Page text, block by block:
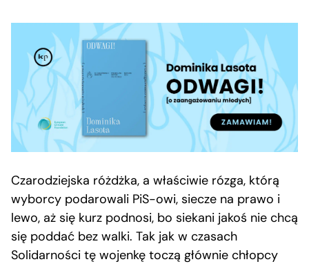
Czarodziejska różdżka, a właściwie rózga, którą
wyborcy podarowali PiS-owi, siecze na prawo i
lewo, aż się kurz podnosi, bo siekani jakoś nie chcą
się poddać bez walki. Tak jak w czasach
Solidarności tę wojenkę toczą głównie chłopcy